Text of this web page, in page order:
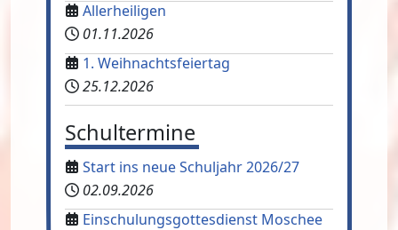
Allerheiligen
01.11.2026
1. Weihnachtsfeiertag
25.12.2026
Schultermine
Start ins neue Schuljahr 2026/27
02.09.2026
Einschulungsgottesdienst Moschee